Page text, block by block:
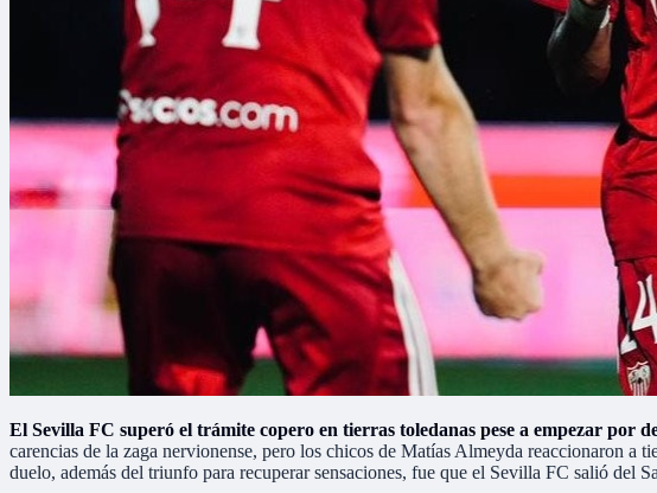
El Sevilla FC superó el trámite copero en tierras toledanas pese a empezar por
carencias de la zaga nervionense, pero los chicos de Matías Almeyda reaccionaron
duelo, además del triunfo para recuperar sensaciones, fue que el Sevilla FC salió del